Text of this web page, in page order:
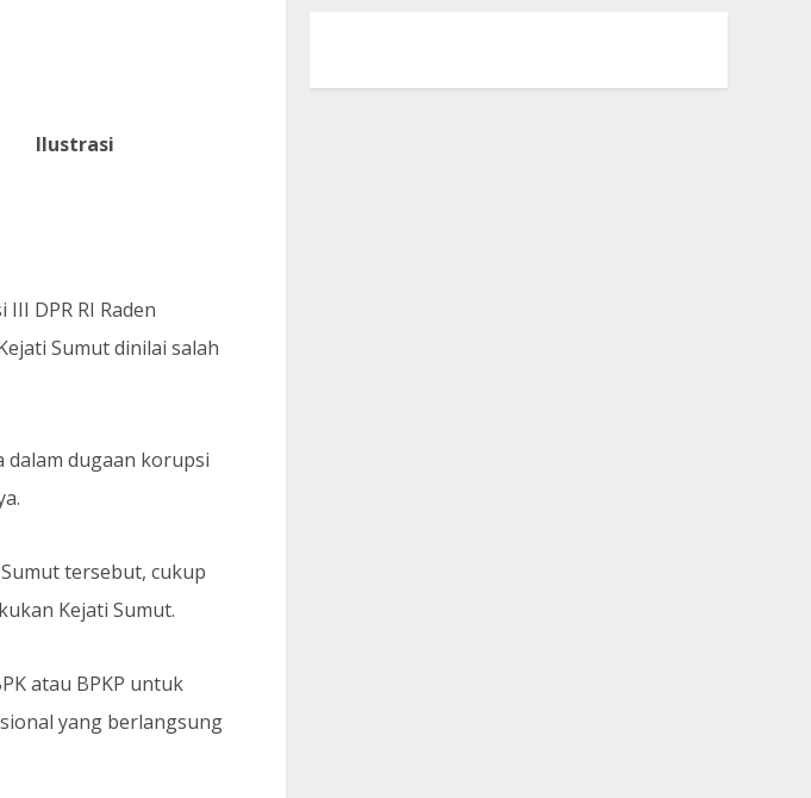
Ilustrasi
DPR RI Raden
Sumut dinilai salah
dalam dugaan korupsi
tersebut, cukup
Kejati Sumut.
atau BPKP untuk
yang berlangsung